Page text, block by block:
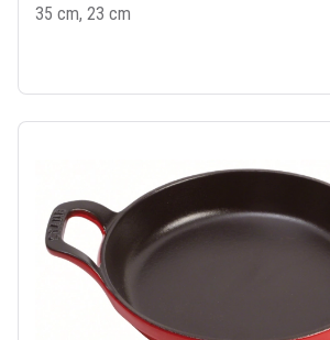
35 cm, 23 cm